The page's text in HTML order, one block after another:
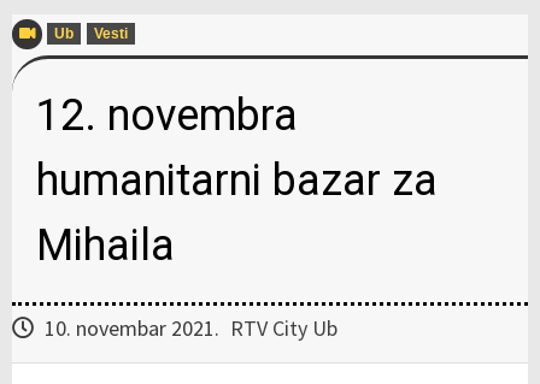
Ub Vesti
12. novembra
humanitarni bazar za
Mihaila
10. novembar 2021. RTV City Ub